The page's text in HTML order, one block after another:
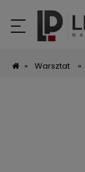
» Warsztat »